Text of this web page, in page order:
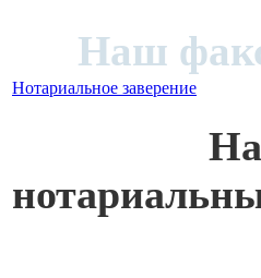
Наш
Нотариальное заверение
Наш офис